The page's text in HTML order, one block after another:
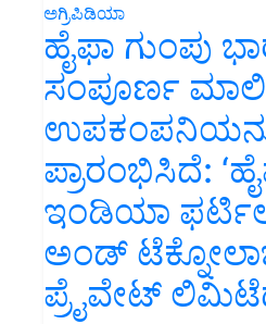
ಅಗ್ರಿಪಿಡಿಯಾ
ಹೈಫಾ ಗುಂಪು
ಸಂಪೂರ್ಣ
ಪ್ರಾರಂಭಿಸಿದೆ:
ಇಂಡಿಯಾ
ಅಂಡ್
ಪ್ರೈವೇಟ್